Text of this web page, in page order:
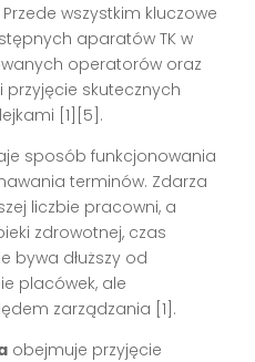
wszystkim kluczowe
aparatów TK w
operatorów oraz
skutecznych
[1][5] .
sposób funkcjonowania
terminów. Zdarza
liczbie pracowni, a
zdrowotnej, czas
bywa dłuższy od
placówek, ale
zarządzania [1] .
obejmuje przyjęcie